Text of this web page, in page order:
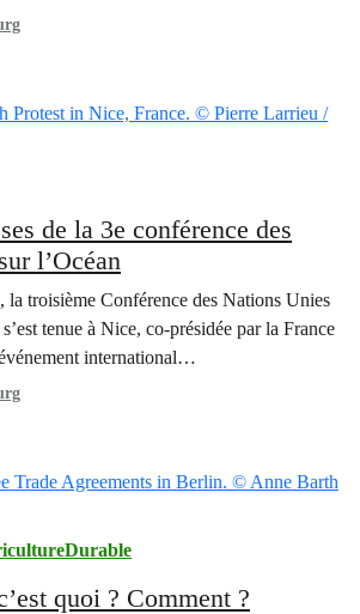
de la 3e conférence des
l’Océan
troisième Conférence des Nations Unies
tenue à Nice, co-présidée par la France
international…
quoi ? Comment ?